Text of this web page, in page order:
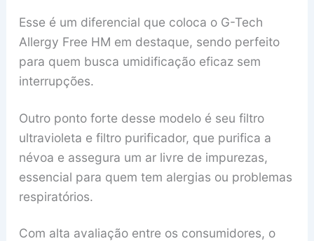
Esse é um diferencial que coloca o G-Tech
Allergy Free HM em destaque, sendo perfeito
para quem busca umidificação eficaz sem
interrupções.
Outro ponto forte desse modelo é seu filtro
ultravioleta e filtro purificador, que purifica a
névoa e assegura um ar livre de impurezas,
essencial para quem tem alergias ou problemas
respiratórios.
Com alta avaliação entre os consumidores, o